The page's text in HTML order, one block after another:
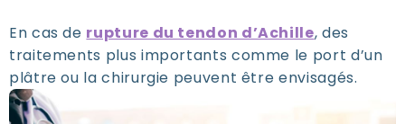
En cas de rupture du tendon d’Achille, des
traitements plus importants comme le port d’un
plâtre ou la chirurgie peuvent être envisagés.